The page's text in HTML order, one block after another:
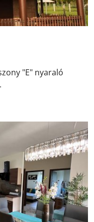
"E" nyaraló